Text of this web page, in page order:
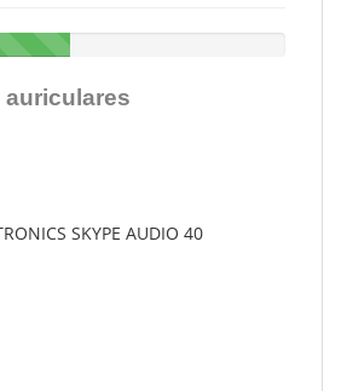
SKYPE AUDIO 40